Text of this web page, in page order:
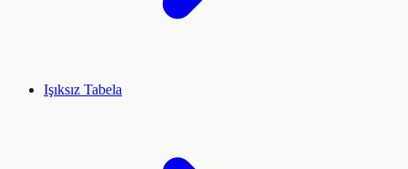
Işıksız Tabela